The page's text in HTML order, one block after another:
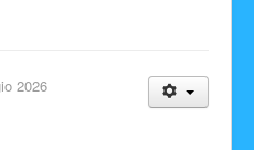
2026